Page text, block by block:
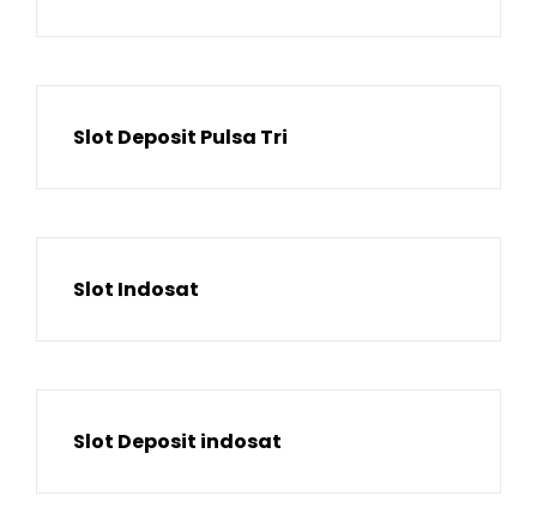
Slot Deposit Pulsa Tri
Slot Indosat
Slot Deposit indosat